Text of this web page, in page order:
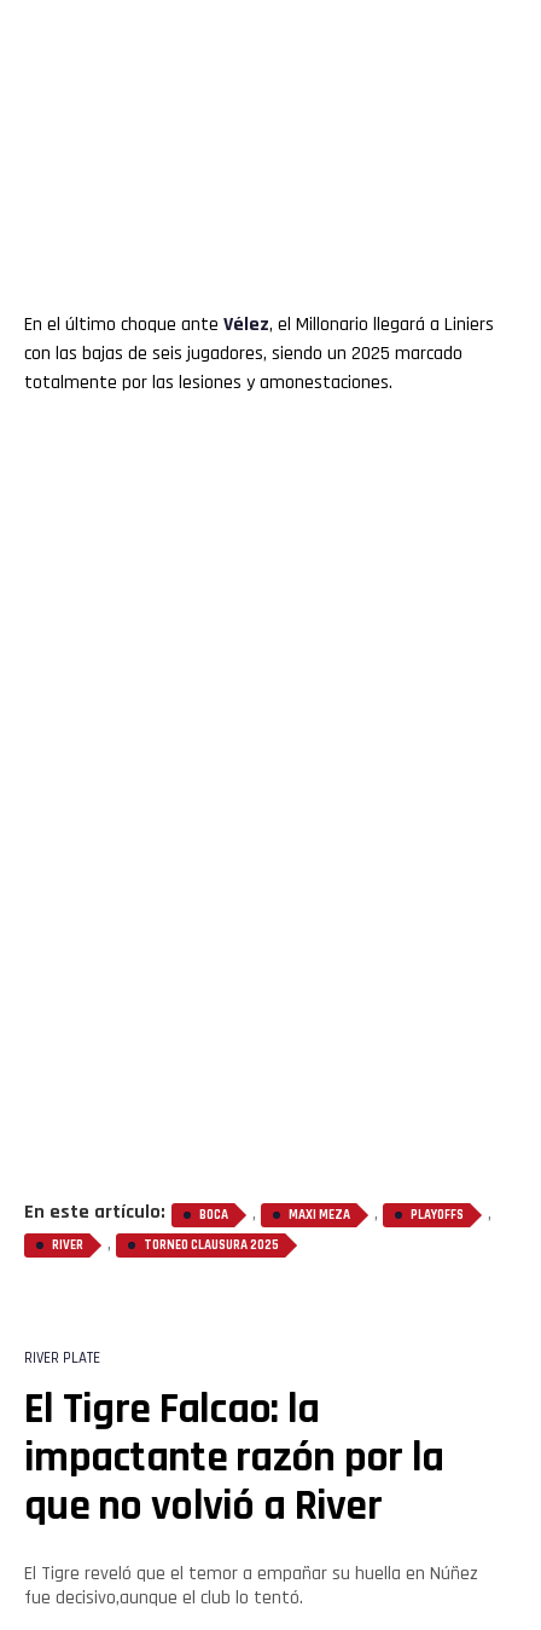
En el último choque ante Vélez, el Millonario llegará a Liniers
con las bajas de seis jugadores, siendo un 2025 marcado
totalmente por las lesiones y amonestaciones.
En este artículo: BOCA , MAXI MEZA , PLAYOFFS ,
RIVER , TORNEO CLAUSURA 2025
RIVER PLATE
El Tigre Falcao: la
impactante razón por la
que no volvió a River
El Tigre reveló que el temor a empañar su huella en Núñez
fue decisivo,aunque el club lo tentó.